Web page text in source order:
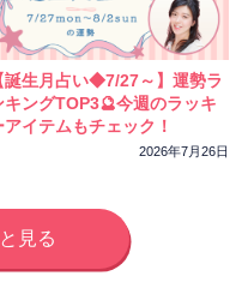
誕生月占い◆7/27～】運勢ラ
キングTOP3🔮今週のラッキ
アイテムもチェック！
2026年7月26日
見る